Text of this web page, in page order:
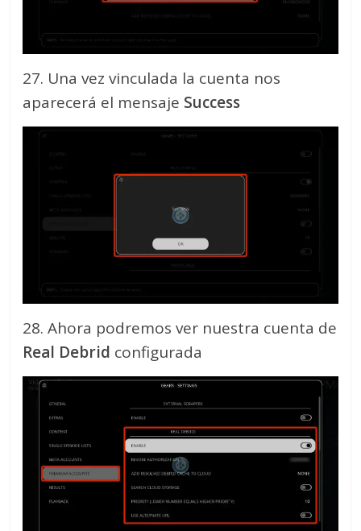
27. Una vez vinculada la cuenta nos
aparecerá el mensaje Success
28. Ahora podremos ver nuestra cuenta de
Real Debrid configurada